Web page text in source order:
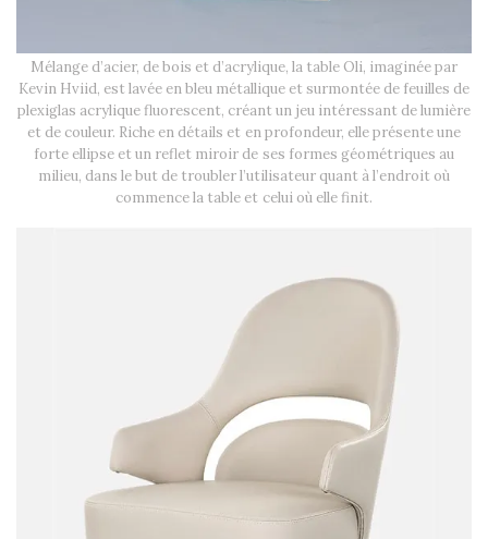
Mélange d’acier, de bois et d’acrylique, la table Oli, imaginée par
Kevin Hviid, est lavée en bleu métallique et surmontée de feuilles de
plexiglas acrylique fluorescent, créant un jeu intéressant de lumière
et de couleur. Riche en détails et en profondeur, elle présente une
forte ellipse et un reflet miroir de ses formes géométriques au
milieu, dans le but de troubler l’utilisateur quant à l’endroit où
commence la table et celui où elle finit.